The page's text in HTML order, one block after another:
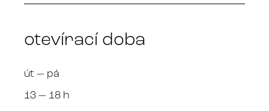
otevírací doba
út — pá
13 — 18 h